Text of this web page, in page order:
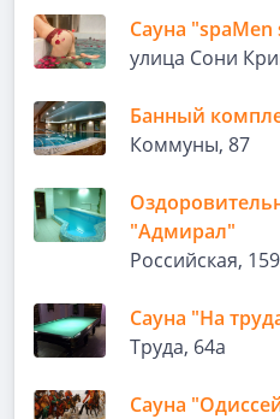
Сауна "spaMen
улица Сони
Банный
Коммуны, 87
"Адмирал"
Российская,
Сауна "На
Труда, 64а
Сауна